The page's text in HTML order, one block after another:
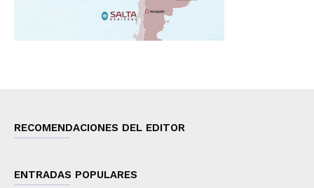
RECOMENDACIONES DEL EDITOR
ENTRADAS POPULARES